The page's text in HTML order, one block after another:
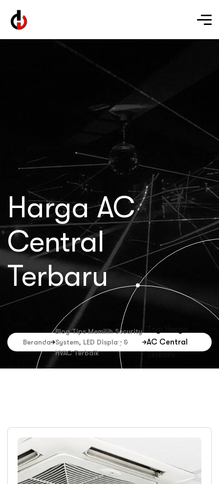
Harga AC
Central
Terbaru
Beranda
Blog Tips Memilih Security
System, LED Display &
HVAC Terbaik
AC Central